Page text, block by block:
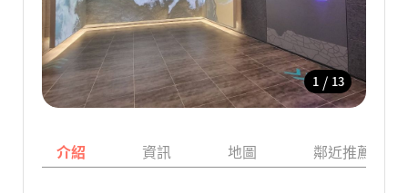
1 / 13
介紹 資訊 地圖 鄰近推薦景點